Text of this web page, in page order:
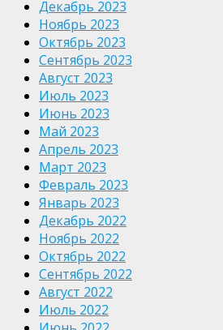
Декабрь 2023
Ноябрь 2023
Октябрь 2023
Сентябрь 2023
Август 2023
Июль 2023
Июнь 2023
Май 2023
Апрель 2023
Март 2023
Февраль 2023
Январь 2023
Декабрь 2022
Ноябрь 2022
Октябрь 2022
Сентябрь 2022
Август 2022
Июль 2022